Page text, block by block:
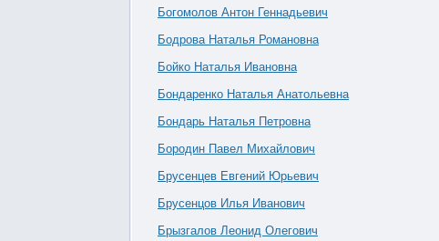
Богомолов Антон Геннадьевич
Бодрова Наталья Романовна
Бойко Наталья Ивановна
Бондаренко Наталья Анатольевна
Бондарь Наталья Петровна
Бородин Павел Михайлович
Брусенцев Евгений Юрьевич
Брусенцов Илья Иванович
Брызгалов Леонид Олегович